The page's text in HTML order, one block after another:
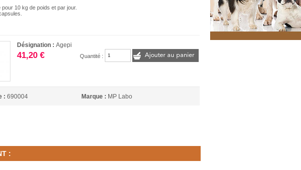
pour 10 kg de poids et par jour.
Désignation :Agepi
41,20 € Quantité : Ajouter au panier
: 690004 Marque : MP Labo
: